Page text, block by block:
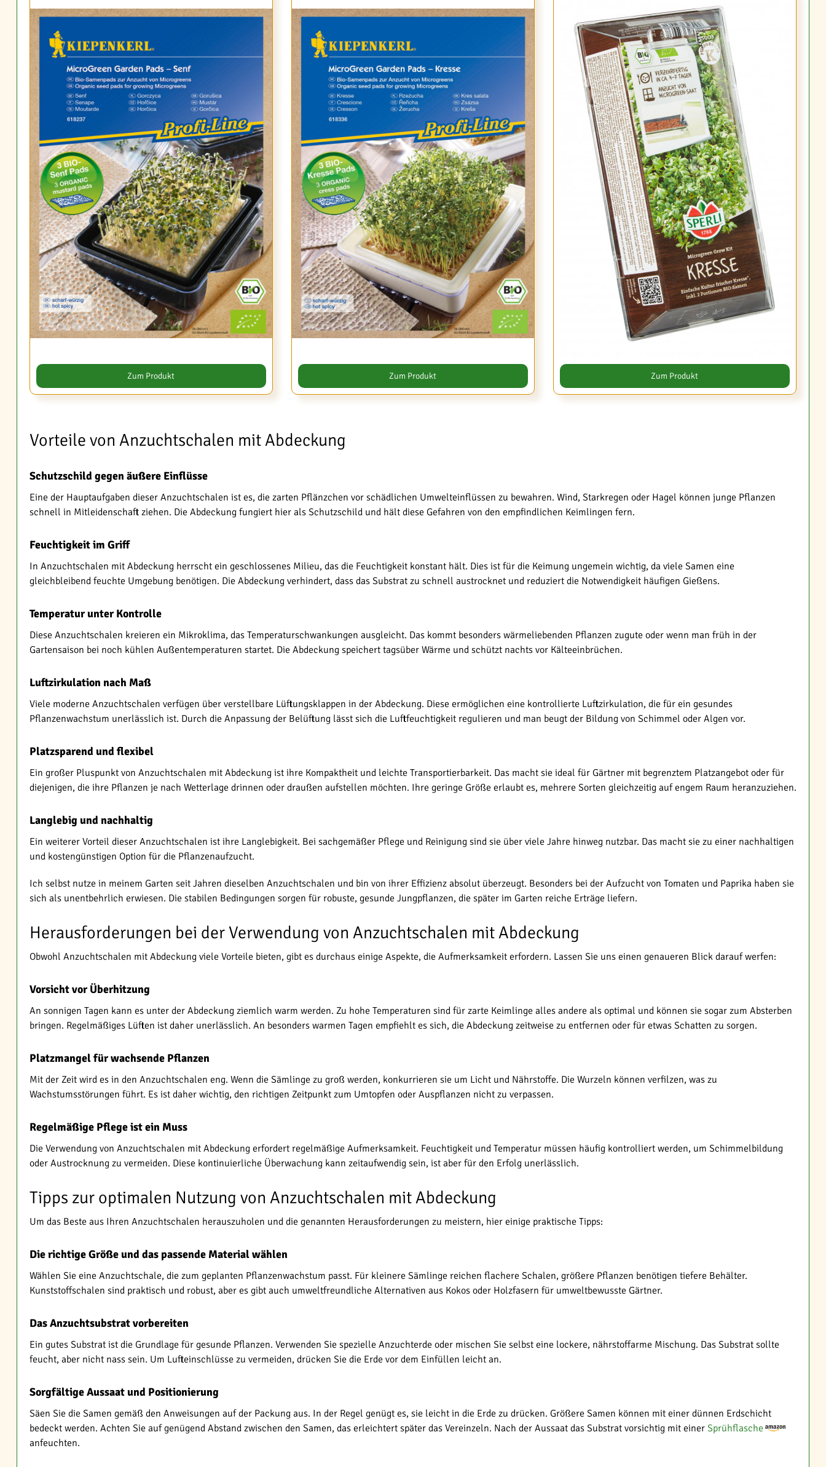
Zum Produkt Zum Produkt Zum Produkt
Vorteile von Anzuchtschalen mit Abdeckung
Schutzschild gegen äußere Einflüsse
Eine der Hauptaufgaben dieser Anzuchtschalen ist es, die zarten Pflänzchen vor schädlichen Umwelteinflüssen zu bewahren. Wind, Starkregen oder Hagel können junge Pflanzen
schnell in Mitleidenschaft ziehen. Die Abdeckung fungiert hier als Schutzschild und hält diese Gefahren von den empfindlichen Keimlingen fern.
Feuchtigkeit im Griff
In Anzuchtschalen mit Abdeckung herrscht ein geschlossenes Milieu, das die Feuchtigkeit konstant hält. Dies ist für die Keimung ungemein wichtig, da viele Samen eine
gleichbleibend feuchte Umgebung benötigen. Die Abdeckung verhindert, dass das Substrat zu schnell austrocknet und reduziert die Notwendigkeit häufigen Gießens.
Temperatur unter Kontrolle
Diese Anzuchtschalen kreieren ein Mikroklima, das Temperaturschwankungen ausgleicht. Das kommt besonders wärmeliebenden Pflanzen zugute oder wenn man früh in der
Gartensaison bei noch kühlen Außentemperaturen startet. Die Abdeckung speichert tagsüber Wärme und schützt nachts vor Kälteeinbrüchen.
Luftzirkulation nach Maß
Viele moderne Anzuchtschalen verfügen über verstellbare Lüftungsklappen in der Abdeckung. Diese ermöglichen eine kontrollierte Luftzirkulation, die für ein gesundes
Pflanzenwachstum unerlässlich ist. Durch die Anpassung der Belüftung lässt sich die Luftfeuchtigkeit regulieren und man beugt der Bildung von Schimmel oder Algen vor.
Platzsparend und flexibel
Ein großer Pluspunkt von Anzuchtschalen mit Abdeckung ist ihre Kompaktheit und leichte Transportierbarkeit. Das macht sie ideal für Gärtner mit begrenztem Platzangebot oder für
diejenigen, die ihre Pflanzen je nach Wetterlage drinnen oder draußen aufstellen möchten. Ihre geringe Größe erlaubt es, mehrere Sorten gleichzeitig auf engem Raum heranzuziehen.
Langlebig und nachhaltig
Ein weiterer Vorteil dieser Anzuchtschalen ist ihre Langlebigkeit. Bei sachgemäßer Pflege und Reinigung sind sie über viele Jahre hinweg nutzbar. Das macht sie zu einer nachhaltigen
und kostengünstigen Option für die Pflanzenaufzucht.
Ich selbst nutze in meinem Garten seit Jahren dieselben Anzuchtschalen und bin von ihrer Effizienz absolut überzeugt. Besonders bei der Aufzucht von Tomaten und Paprika haben sie
sich als unentbehrlich erwiesen. Die stabilen Bedingungen sorgen für robuste, gesunde Jungpflanzen, die später im Garten reiche Erträge liefern.
Herausforderungen bei der Verwendung von Anzuchtschalen mit Abdeckung
Obwohl Anzuchtschalen mit Abdeckung viele Vorteile bieten, gibt es durchaus einige Aspekte, die Aufmerksamkeit erfordern. Lassen Sie uns einen genaueren Blick darauf werfen:
Vorsicht vor Überhitzung
An sonnigen Tagen kann es unter der Abdeckung ziemlich warm werden. Zu hohe Temperaturen sind für zarte Keimlinge alles andere als optimal und können sie sogar zum Absterben
bringen. Regelmäßiges Lüften ist daher unerlässlich. An besonders warmen Tagen empfiehlt es sich, die Abdeckung zeitweise zu entfernen oder für etwas Schatten zu sorgen.
Platzmangel für wachsende Pflanzen
Mit der Zeit wird es in den Anzuchtschalen eng. Wenn die Sämlinge zu groß werden, konkurrieren sie um Licht und Nährstoffe. Die Wurzeln können verfilzen, was zu
Wachstumsstörungen führt. Es ist daher wichtig, den richtigen Zeitpunkt zum Umtopfen oder Auspflanzen nicht zu verpassen.
Regelmäßige Pflege ist ein Muss
Die Verwendung von Anzuchtschalen mit Abdeckung erfordert regelmäßige Aufmerksamkeit. Feuchtigkeit und Temperatur müssen häufig kontrolliert werden, um Schimmelbildung
oder Austrocknung zu vermeiden. Diese kontinuierliche Überwachung kann zeitaufwendig sein, ist aber für den Erfolg unerlässlich.
Tipps zur optimalen Nutzung von Anzuchtschalen mit Abdeckung
Um das Beste aus Ihren Anzuchtschalen herauszuholen und die genannten Herausforderungen zu meistern, hier einige praktische Tipps:
Die richtige Größe und das passende Material wählen
Wählen Sie eine Anzuchtschale, die zum geplanten Pflanzenwachstum passt. Für kleinere Sämlinge reichen flachere Schalen, größere Pflanzen benötigen tiefere Behälter.
Kunststoffschalen sind praktisch und robust, aber es gibt auch umweltfreundliche Alternativen aus Kokos oder Holzfasern für umweltbewusste Gärtner.
Das Anzuchtsubstrat vorbereiten
Ein gutes Substrat ist die Grundlage für gesunde Pflanzen. Verwenden Sie spezielle Anzuchterde oder mischen Sie selbst eine lockere, nährstoffarme Mischung. Das Substrat sollte
feucht, aber nicht nass sein. Um Lufteinschlüsse zu vermeiden, drücken Sie die Erde vor dem Einfüllen leicht an.
Sorgfältige Aussaat und Positionierung
Säen Sie die Samen gemäß den Anweisungen auf der Packung aus. In der Regel genügt es, sie leicht in die Erde zu drücken. Größere Samen können mit einer dünnen Erdschicht
bedeckt werden. Achten Sie auf genügend Abstand zwischen den Samen, das erleichtert später das Vereinzeln. Nach der Aussaat das Substrat vorsichtig mit einer Sprühflasche
anfeuchten.